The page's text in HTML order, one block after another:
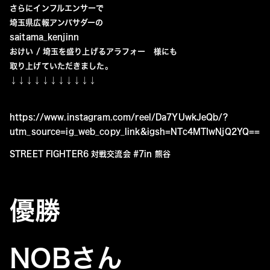
さらにインフルエンサーで
埼玉県広報アンバサダーの
saitama_kenjinn
おけい / 埼玉を盛り上げるアラフォー 様にも
取り上げていただきました。
↓↓↓↓↓↓↓↓↓↓↓
https://www.instagram.com/reel/Da7YUwkJeQb/?
utm_source=ig_web_copy_link&igsh=NTc4MTIwNjQ2YQ==
STREET FIGHTER6 対戦交流会 #7in 熊谷
優勝
NOBさん